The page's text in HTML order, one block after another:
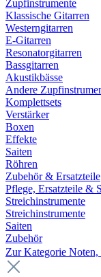
Zupfinstrumente
Klassische Gitarren
Westerngitarren
E-Gitarren
Resonatorgitarren
Bassgitarren
Akustikbässe
Andere
Komplettsets
Verstärker
Boxen
Effekte
Saiten
Röhren
Zubehör & Ersatzteile
Pflege, Ersatzteile &
Streichinstrumente
Streichinstrumente
Saiten
Zubehör
Zur Kategorie